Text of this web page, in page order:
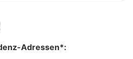
Adressen*: